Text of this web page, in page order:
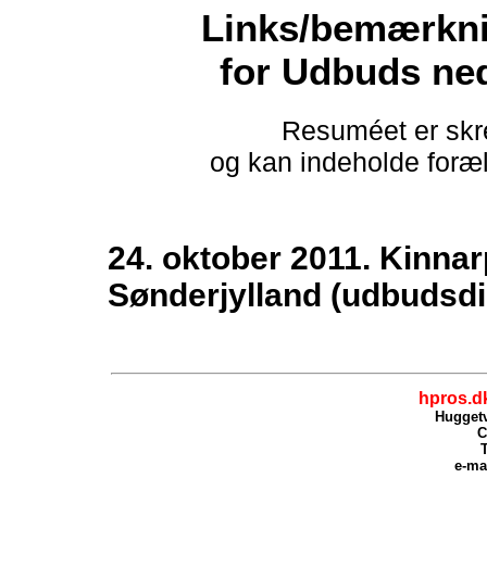
Links/
for Udbuds
Resuméet er
og kan indeholde
24. oktober 2011.
Sønderjylland
e-